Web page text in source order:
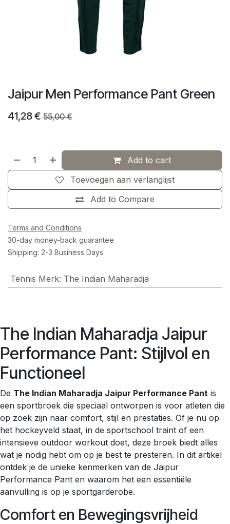
Jaipur Men Performance Pant Green
41,28€ 55,00€
Add to cart
Add to Compare
Toevoegen aan verlanglijst
Terms and Conditions
30-day money-back guarantee
Shipping: 2-3 Business Days
Tennis Merk: The Indian Maharadja
The Indian Maharadja Jaipur
Performance Pant: Stijlvol en
Functioneel
De The Indian Maharadja Jaipur Performance Pant is
een sportbroek die speciaal ontworpen is voor atleten die
op zoek zijn naar comfort, stijl en prestaties. Of je nu op
het hockeyveld staat, in de sportschool traint of een
intensieve outdoor workout doet, deze broek biedt alles
wat je nodig hebt om op je best te presteren. In dit artikel
ontdek je de unieke kenmerken van de Jaipur
Performance Pant en waarom het een essentiële
aanvulling is op je sportgarderobe.
Comfort en Bewegingsvrijheid